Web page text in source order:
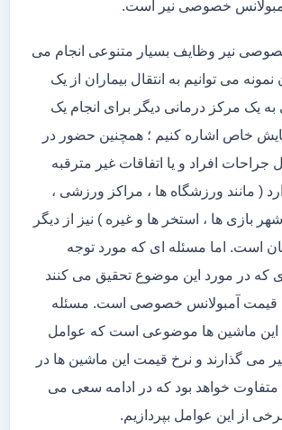
خصوصی نیر است.
نیر وظایف بسیار متنوعی انجام می
می توانیم به انتقال بیماران از یک
یک مرکز درمانی دیگر برای انجام یک
خاص اشاره کنیم ؛ همچنین حضور در
جراحات افراد و یا اتفاقات غیر مترقبه
( مانند ورزشگاه ها ، مراکز ورزشی ،
بازی ها ، استخر ها و غیره ) نیز از دیگر
است. اما مسئله ای که مورد توجه
که در مورد این موضوع تحقیق می کنند
قیمت آمبولانس خصوصی است. مسئله
این ماشین ها موضوعی است که عوامل
می گذارند و نرخ قیمت این ماشین ها در
خواهد بود که در ادامه سعی می
از این عوامل بپردازیم.